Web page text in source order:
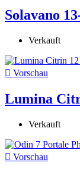
Solavano
Verkauft
 Vorschau
Lumina
Verkauft
 Vorschau